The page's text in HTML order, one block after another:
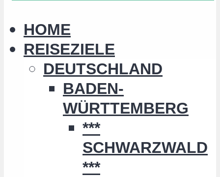
HOME
REISEZIELE
DEUTSCHLAND
BADEN-
WÜRTTEMBERG
***
SCHWARZWALD
***